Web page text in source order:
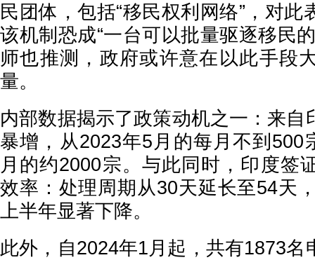
民团体，包括“移民权利网络”，对此
该机制恐成“一台可以批量驱逐移民
师也推测，政府或许意在以此手段
量。
内部数据揭示了政策动机之一：来自
暴增，从2023年5月的每月不到500
月的约2000宗。与此同时，印度签
效率：处理周期从30天延长至54天
上半年显著下降。
此外，自2024年1月起，共有1873名